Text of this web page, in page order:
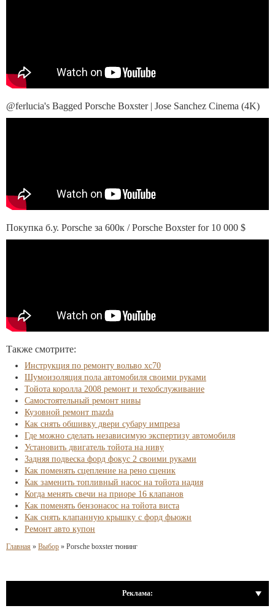
@ferlucia's Bagged Porsche Boxster | Jose Sanchez Cinema (4K)
Покупка б.у. Porsche за 600к / Porsche Boxster for 10 000 $
Также смотрите:
Инструкция по ремонту вольво хс70
Шумоизоляция пола автомобиля своими руками
Тойота королла 2008 ремонт и техобслуживание
Самостоятельный ремонт нивы
Кузовной ремонт mazda
Как снять обшивку двери субару импреза
Где можно сделать независимую экспертизу автомобиля
Установить двигатель тойота на ниву
Задняя подвеска форд фокус 2 своими руками
Как поменять сцепление на рено сценик
Как заменить топливный насос на тойота надия
Когда менять свечи на приоре 16 клапанов
Как поменять бензонасос на тойота виста
Как снять клапанную крышку с форд фьюжн
Ремонт авто купон
Главная » Выбор » Porsche boxster тюнинг
Реклама: